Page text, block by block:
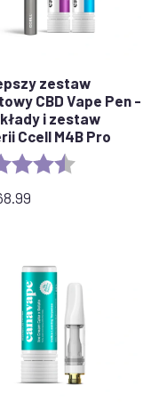
zestaw
CBD Vape Pen -
i zestaw
Ccell M4B Pro